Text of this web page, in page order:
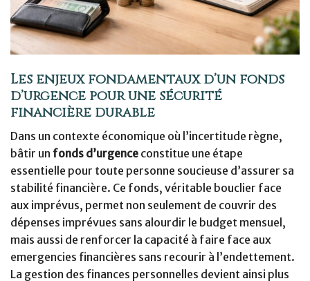
Les enjeux fondamentaux d’un fonds
d’urgence pour une sécurité
financière durable
Dans un contexte économique où l’incertitude règne,
bâtir un fonds d’urgence constitue une étape
essentielle pour toute personne soucieuse d’assurer sa
stabilité financière. Ce fonds, véritable bouclier face
aux imprévus, permet non seulement de couvrir des
dépenses imprévues sans alourdir le budget mensuel,
mais aussi de renforcer la capacité à faire face aux
emergencies financières sans recourir à l’endettement.
La gestion des finances personnelles devient ainsi plus